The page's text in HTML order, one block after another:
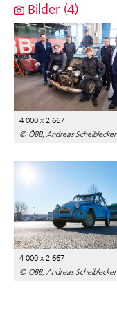
Bilder (4)
4 000 x 2 667
© ÖBB, Andreas Scheiblecker
4 000 x 2 667
© ÖBB, Andreas Scheiblecker